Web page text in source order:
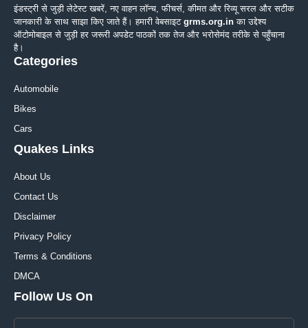
इंडस्ट्री से जुड़ी लेटेस्ट खबरें, नए वाहन लॉन्च, फीचर्स, कीमत और रिव्यू सरल और सटीक
जानकारी के साथ साझा किए जाते हैं। हमारी वेबसाइट grms.org.in का उद्देश्य
ऑटोमोबाइल से जुड़ी हर जरूरी अपडेट पाठकों तक तेज और भरोसेमंद तरीके से पहुँचाना
है।
Categories
Automobile
Bikes
Cars
Quakes Links
About Us
Contact Us
Disclaimer
Privacy Policy
Terms & Conditions
DMCA
Follow Us On